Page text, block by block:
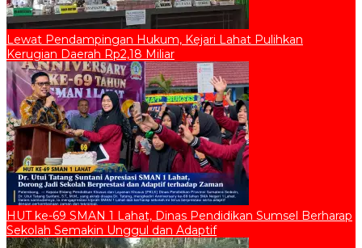
Lewat Pendampingan Hukum, Kejari Lahat Pulihkan
Kerugian Daerah Rp2,18 Miliar
HUT ke-69 SMAN 1 Lahat, Dinas Pendidikan Sumsel Berharap
Sekolah Semakin Unggul dan Adaptif